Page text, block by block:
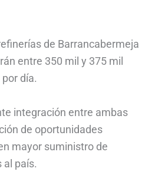
de Barrancabermeja
entre 350 mil y 375 mil
día.
integración entre ambas
de oportunidades
mayor suministro de
al país.